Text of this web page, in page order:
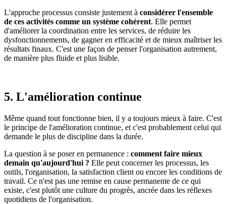
L'approche processus consiste justement à considérer l'ensemble
de ces activités comme un système cohérent. Elle permet
d'améliorer la coordination entre les services, de réduire les
dysfonctionnements, de gagner en efficacité et de mieux maîtriser les
résultats finaux. C'est une façon de penser l'organisation autrement,
de manière plus fluide et plus lisible.
5. L'amélioration continue
Même quand tout fonctionne bien, il y a toujours mieux à faire. C'est
le principe de l'amélioration continue, et c'est probablement celui qui
demande le plus de discipline dans la durée.
La question à se poser en permanence : comment faire mieux
demain qu'aujourd'hui ? Elle peut concerner les processus, les
outils, l'organisation, la satisfaction client ou encore les conditions de
travail. Ce n'est pas une remise en cause permanente de ce qui
existe, c'est plutôt une culture du progrès, ancrée dans les réflexes
quotidiens de l'organisation.